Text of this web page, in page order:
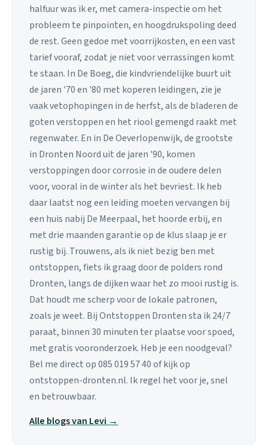
halfuur was ik er, met camera-inspectie om het
probleem te pinpointen, en hoogdrukspoling deed
de rest. Geen gedoe met voorrijkosten, en een vast
tarief vooraf, zodat je niet voor verrassingen komt
te staan. In De Boeg, die kindvriendelijke buurt uit
de jaren '70 en '80 met koperen leidingen, zie je
vaak vetophopingen in de herfst, als de bladeren de
goten verstoppen en het riool gemengd raakt met
regenwater. En in De Oeverlopenwijk, de grootste
in Dronten Noord uit de jaren '90, komen
verstoppingen door corrosie in de oudere delen
voor, vooral in de winter als het bevriest. Ik heb
daar laatst nog een leiding moeten vervangen bij
een huis nabij De Meerpaal, het hoorde erbij, en
met drie maanden garantie op de klus slaap je er
rustig bij. Trouwens, als ik niet bezig ben met
ontstoppen, fiets ik graag door de polders rond
Dronten, langs de dijken waar het zo mooi rustig is.
Dat houdt me scherp voor de lokale patronen,
zoals je weet. Bij Ontstoppen Dronten sta ik 24/7
paraat, binnen 30 minuten ter plaatse voor spoed,
met gratis vooronderzoek. Heb je een noodgeval?
Bel me direct op 085 019 57 40 of kijk op
ontstoppen-dronten.nl. Ik regel het voor je, snel
en betrouwbaar.
Alle blogs van Levi →